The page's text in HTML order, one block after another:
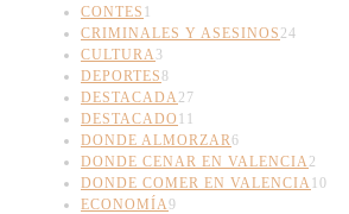
CONTES 1
CRIMINALES Y ASESINOS 24
CULTURA3
DEPORTES8
DESTACADA27
DESTACADO 11
DONDE ALMORZAR6
DONDE CENAR EN VALENCIA2
DONDE COMER EN VALENCIA10
ECONOMÍA9